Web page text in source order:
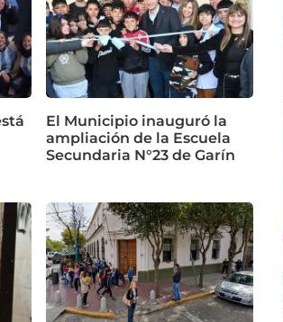
El Municipio inauguró la
ampliación de la Escuela
Secundaria N°23 de Garín